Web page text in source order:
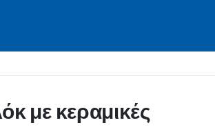
με κεραμικές